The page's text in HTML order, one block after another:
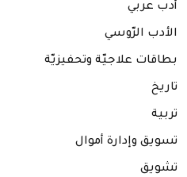
أدب عربي
الأدب الرّوسي
بطاقات علاجيّة وتحفيزيّة
تاريخ
تربية
تسويق وإدارة أموال
تشويق